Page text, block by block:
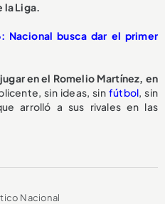
la Liga.
Nacional busca dar el primer
en el Romelio Martínez, en
sin ideas, sin fútbol, sin
arrolló a sus rivales en las
Nacional